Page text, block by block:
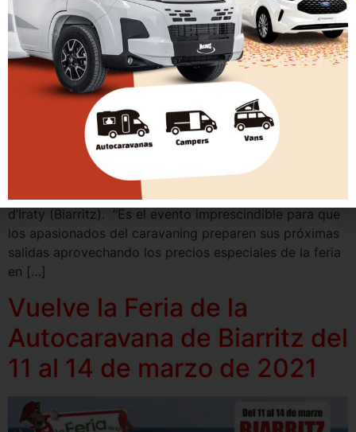
La feria de la autocaravana de Biarritz abre de nuevo
sus puertas del 23 al 26 de septiembre de 2021 en su
tradicional ubicación en el recinto ferial de La Halle
d’Iraty (Biarritz). “Es el evento imprescindible para que
los apasionados del caravaning preparen sus próximas
salidas aprovechando los precios especiales de la feria
en […]
Vuelve la Feria de la
Autocaravana de Biarritz del
11 al 14 de marzo de 2021